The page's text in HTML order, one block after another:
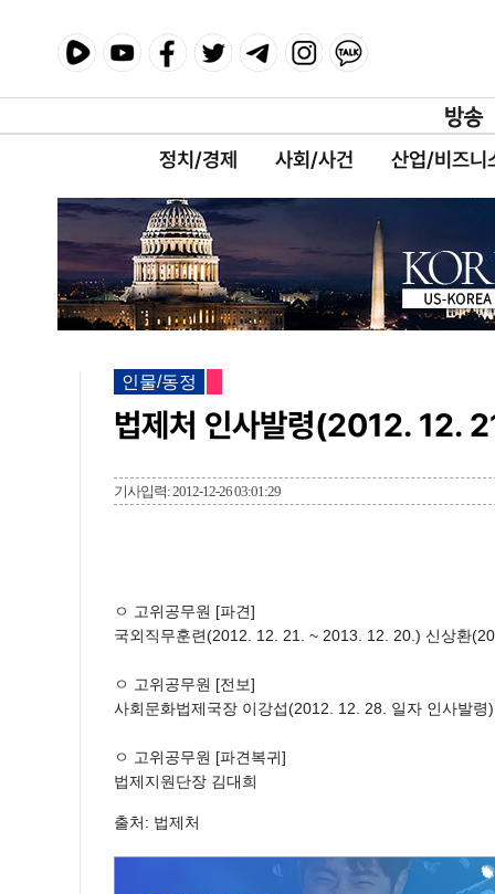
정치/경제 사회/사건 산업/비즈니
인물/동정
법제처 인사발령(2012. 12.
기사입력: 2012-12-26 03:01:29
ㅇ 고위공무원 [파견]
국외직무훈련(2012. 12. 21. ~ 2013. 12. 20.) 신상환
ㅇ 고위공무원 [전보]
사회문화법제국장 이강섭(2012. 12. 28. 일자 인사발령)
ㅇ 고위공무원 [파견복귀]
법제지원단장 김대희
출처: 법제처